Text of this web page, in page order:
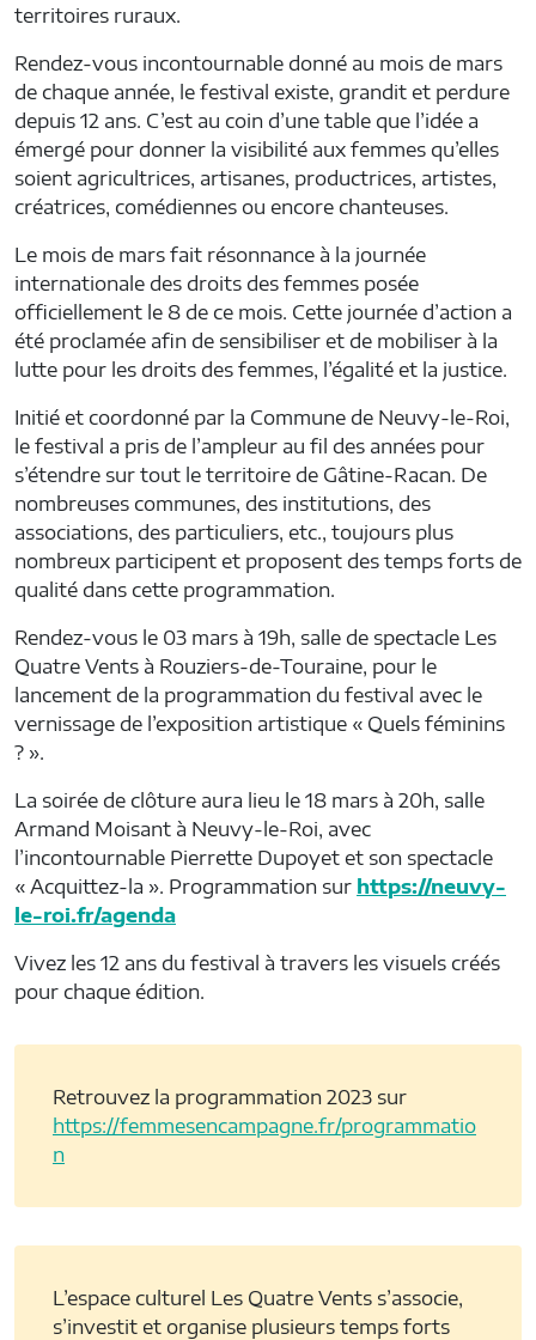
territoires ruraux.
Rendez-vous incontournable donné au mois de mars
de chaque année, le festival existe, grandit et perdure
depuis 12 ans. C’est au coin d’une table que l’idée a
émergé pour donner la visibilité aux femmes qu’elles
soient agricultrices, artisanes, productrices, artistes,
créatrices, comédiennes ou encore chanteuses.
Le mois de mars fait résonnance à la journée
internationale des droits des femmes posée
officiellement le 8 de ce mois. Cette journée d’action a
été proclamée afin de sensibiliser et de mobiliser à la
lutte pour les droits des femmes, l’égalité et la justice.
Initié et coordonné par la Commune de Neuvy-le-Roi,
le festival a pris de l’ampleur au fil des années pour
s’étendre sur tout le territoire de Gâtine-Racan. De
nombreuses communes, des institutions, des
associations, des particuliers, etc., toujours plus
nombreux participent et proposent des temps forts de
qualité dans cette programmation.
Rendez-vous le 03 mars à 19h, salle de spectacle Les
Quatre Vents à Rouziers-de-Touraine, pour le
lancement de la programmation du festival avec le
vernissage de l’exposition artistique « Quels féminins
? ».
La soirée de clôture aura lieu le 18 mars à 20h, salle
Armand Moisant à Neuvy-le-Roi, avec
l’incontournable Pierrette Dupoyet et son spectacle
« Acquittez-la ». Programmation sur https://neuvy-
le-roi.fr/agenda
Vivez les 12 ans du festival à travers les visuels créés
pour chaque édition.
Retrouvez la programmation 2023 sur
https://femmesencampagne.fr/programmatio
n
L’espace culturel Les Quatre Vents s’associe,
s’investit et organise plusieurs temps forts